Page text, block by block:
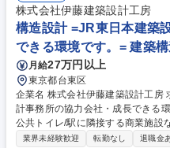
わせといった調整役も担います。
ら進める実働型のサポート業務で
般 募集職種 【太子町/CADオペレーター】CAD経験/東芝デバイス＆スト
レージ(株)/年休130日
株式会社伊藤建築設計工房
構造設計 =JR東日本建築
できる環境です。= 建築
月給27万円以上
東京都台東区
企業名 株式会社伊藤建築設計工房 求人名 ◆構造設計◆＝JR東日本建築設
計事務所の協力会社・成長できる環境です。＝ 仕事
公共トイレ/駅に隣接する商業施設などのJR関
同住宅等のプランニングから実施設計及び 監理まで、構造設
業界未経験歓迎 転勤なし 退職金